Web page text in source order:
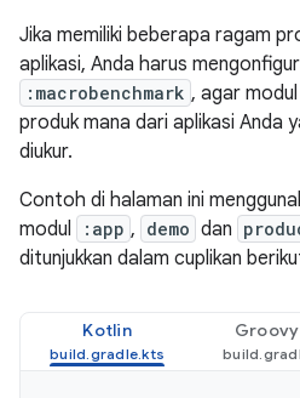
Jika memiliki beberapa ragam
aplikasi, Anda harus
:macrobenchmark , agar
produk mana dari aplikasi Anda
diukur.
Contoh di halaman ini
modul
:app , demo dan
ditunjukkan dalam cuplikan
Kotlin Groovy